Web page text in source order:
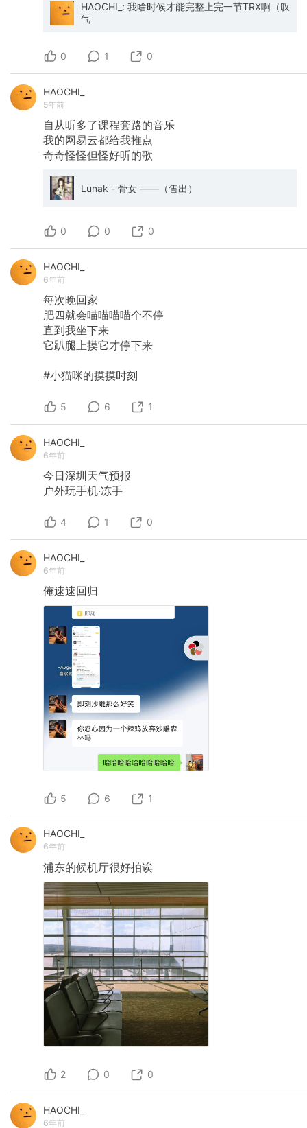
HAOCHI_: 我啥时候才能完整上完一节TRX啊（叹
气
0 1 0
HAOCHI_
5年前
自从听多了课程套路的音乐
我的网易云都给我推点
奇奇怪怪但怪好听的歌
Lunak - 骨女 ——（售出）
0 0 0
HAOCHI_
6年前
每次晚回家
肥四就会喵喵喵喵个不停
直到我坐下来
它趴腿上摸它才停下来
#小猫咪的摸摸时刻
5 6 1
HAOCHI_
6年前
今日深圳天气预报
户外玩手机·冻手
4 1 0
HAOCHI_
6年前
俺速速回归
5 6 1
HAOCHI_
6年前
浦东的候机厅很好拍诶
2 0 0
HAOCHI_
6年前